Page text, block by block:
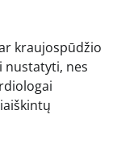
kraujospūdžio
nustatyti, nes